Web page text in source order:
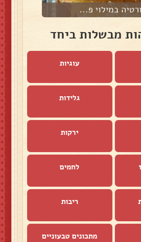
במילוי פ...
מבשלות ביחד
עוגיות
גלידות
ירקות
לחמים
ריבות
מתכונים טבעוניים